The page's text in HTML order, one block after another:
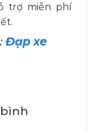
trợ miễn phí
Đạp xe
bình